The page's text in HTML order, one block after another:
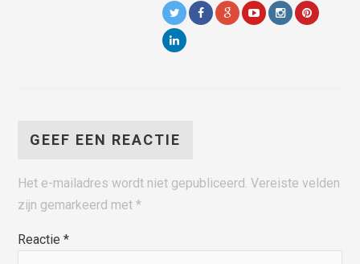
GEEF EEN REACTIE
Het e-mailadres wordt niet gepubliceerd. Vereiste velden
zijn gemarkeerd met*
Reactie*